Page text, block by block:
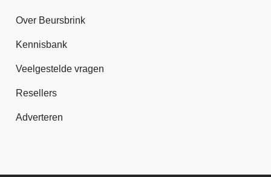
Over Beursbrink
Kennisbank
Veelgestelde vragen
Resellers
Adverteren